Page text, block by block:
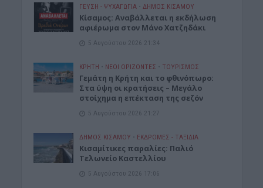
ΓΕΎΣΗ - ΨΥΧΑΓΩΓΊΑ • ΔΉΜΟΣ ΚΙΣΆΜΟΥ
Κίσαμος: Αναβάλλεται η εκδήλωση
αφιέρωμα στον Μάνο Χατζηδάκι
5 Αυγούστου 2026 21:34
ΚΡΗΤΗ • ΝΕΟΙ ΟΡΙΖΟΝΤΕΣ • ΤΟΥΡΙΣΜΟΣ
Γεμάτη η Κρήτη και το φθινόπωρο:
Στα ύψη οι κρατήσεις – Μεγάλο
στοίχημα η επέκταση της σεζόν
5 Αυγούστου 2026 21:27
ΔΉΜΟΣ ΚΙΣΆΜΟΥ • ΕΚΔΡΟΜΈΣ - ΤΑΞΊΔΙΑ
Kισαμίτικες παραλίες: Παλιό
Τελωνείο Καστελλίου
5 Αυγούστου 2026 17:06